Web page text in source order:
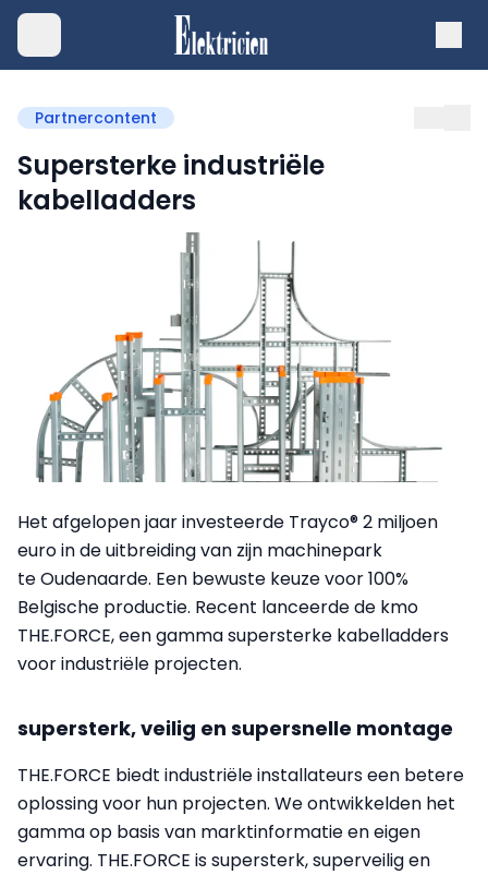
Partnercontent
Supersterke industriële
kabelladders
Het afgelopen jaar investeerde Trayco® 2 miljoen
euro in de uitbreiding van zijn machinepark
te Oudenaarde. Een bewuste keuze voor 100%
Belgische productie. Recent lanceerde de kmo
THE.FORCE, een gamma supersterke kabelladders
voor industriële projecten.
supersterk, veilig en supersnelle montage
THE.FORCE biedt industriële installateurs een betere
oplossing voor hun projecten. We ontwikkelden het
gamma op basis van marktinformatie en eigen
ervaring. THE.FORCE is supersterk, superveilig en